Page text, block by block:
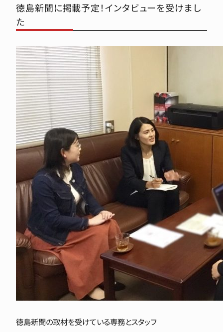
徳島新聞に掲載予定！インタビューを受けまし
た
徳島新聞の取材を受けている専務とスタッフ